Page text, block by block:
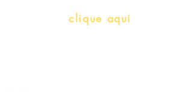
Whatsapp:clique aqui